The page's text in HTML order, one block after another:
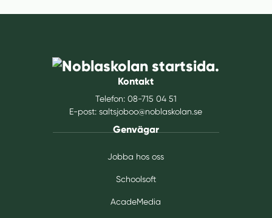
Kontakt
Telefon: 08-715 04 51
E-post:saltsjoboo@noblaskolan.se
Genvägar
Jobba hos oss
Schoolsoft
AcadeMedia